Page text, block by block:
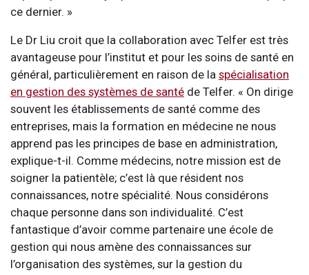
ce dernier. »
Le Dr Liu croit que la collaboration avec Telfer est très
avantageuse pour l’institut et pour les soins de santé en
général, particulièrement en raison de la spécialisation
en gestion des systèmes de santé de Telfer. « On dirige
souvent les établissements de santé comme des
entreprises, mais la formation en médecine ne nous
apprend pas les principes de base en administration,
explique-t-il. Comme médecins, notre mission est de
soigner la patientèle; c’est là que résident nos
connaissances, notre spécialité. Nous considérons
chaque personne dans son individualité. C’est
fantastique d’avoir comme partenaire une école de
gestion qui nous amène des connaissances sur
l’organisation des systèmes, sur la gestion du